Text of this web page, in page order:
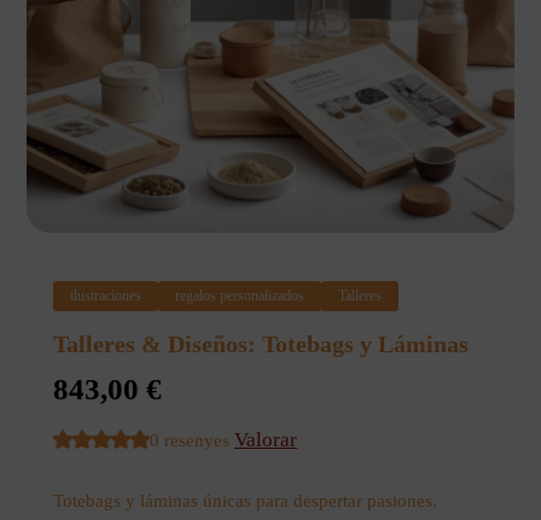
ilustraciones regalos personalizados Talleres
Talleres & Diseños: Totebags y Láminas
843,00 €
0 resenyes Valorar
Totebags y láminas únicas para despertar pasiones.